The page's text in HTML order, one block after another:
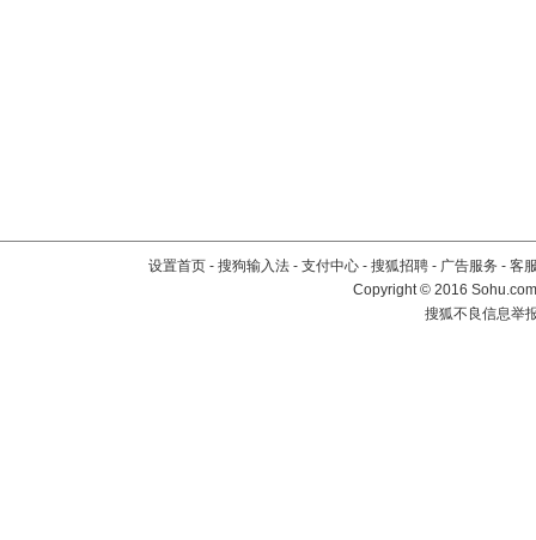
设置首页 - 搜狗输入法 - 支付中心 - 搜狐招聘 - 广告服务 - 客
Copyright©2016
搜狐不良信息举